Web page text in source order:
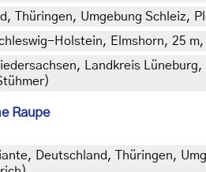
Thüringen, Umgebung Schleiz,
Holstein, Elmshorn, 25
Landkreis
Raupe
Deutschland, Thüringen,